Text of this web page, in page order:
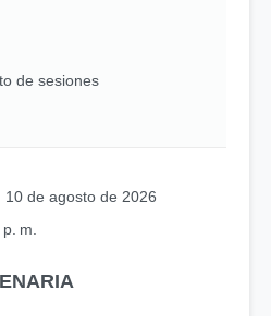
de sesiones
10 de agosto de 2026
m.